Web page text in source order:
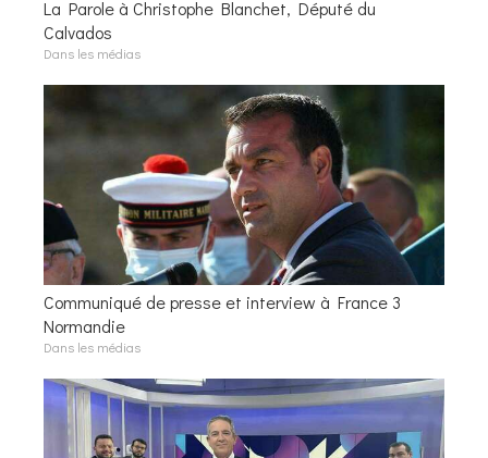
La Parole à Christophe Blanchet, Député du
Calvados
Dans les médias
Communiqué de presse et interview à France 3
Normandie
Dans les médias